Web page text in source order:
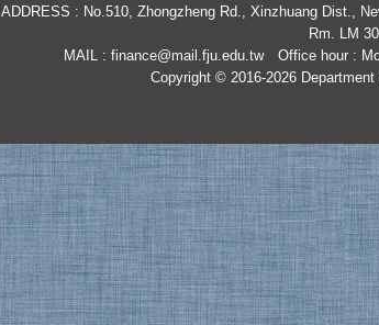
ADDRESS : No.510, Zhongzheng Rd., Xinzhuang Dist.,
Rm. LM
MAIL : finance@mail.fju.edu.twOffice hour :
Copyright © 2016-2026